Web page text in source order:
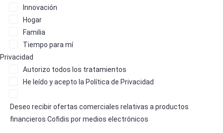
Innovación
Hogar
Familia
Tiempo para mí
Privacidad
Autorizo todos los tratamientos
He leído y acepto la Política de Privacidad
Deseo recibir ofertas comerciales relativas a productos
financieros Cofidis por medios electrónicos